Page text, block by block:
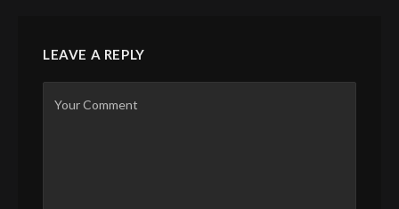
LEAVE A REPLY